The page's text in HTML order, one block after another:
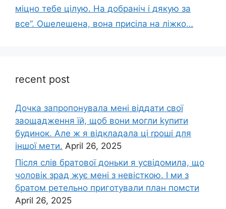
міцно тебе цілую. На добраніч і дякую за
все”. Ошелешена, вона присіла на ліжко…
recent post
Дочка запpопонувала мені віддати свої
заощадження їй, щоб вони могли kупити
будинок. Але ж я відкладала ці rроші для
іншої мети. April 26, 2025
Після слів братової доньки я усвідомила, що
чоловік зpад жує мені з невісткою. І ми з
братом ретельно приготували план помсти
April 26, 2025